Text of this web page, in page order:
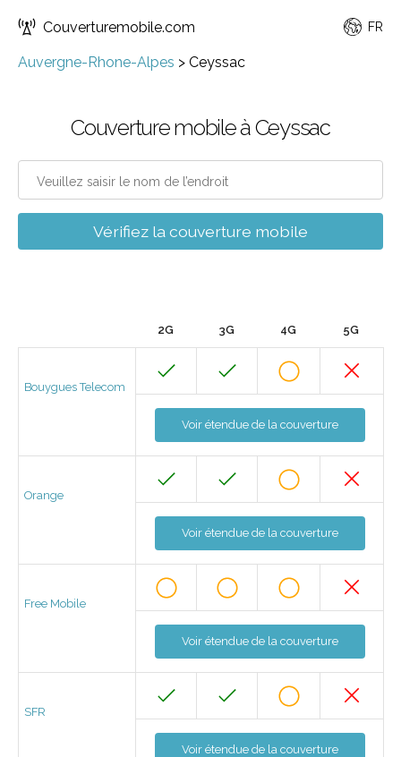
Couverturemobile.com FR
Auvergne-Rhone-Alpes > Ceyssac
Couverture mobile à Ceyssac
Vérifiez la couverture mobile
2G 3G 4G 5G
Bouygues Telecom
Voir étendue de la couverture
Orange
Voir étendue de la couverture
Free Mobile
Voir étendue de la couverture
SFR
Voir étendue de la couverture